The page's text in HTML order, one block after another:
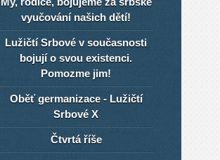
vyučování našich dětí!
Lužičtí Srbové v současnosti
bojují o svou existenci.
Pomozme jim!
Oběť germanizace - Lužičtí
Srbové X
Čtvrtá říše